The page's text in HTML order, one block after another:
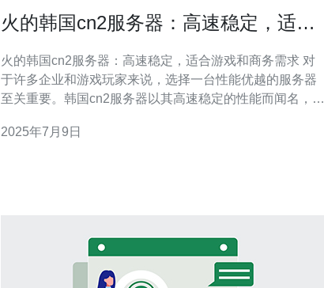
火的韩国cn2服务器：高速稳定，适合
火的韩国cn2服务器：高速稳定，适合游戏和商务需求 对
于许多企业和游戏玩家来说，选择一台性能优越的服务器
至关重要。韩国cn2服务器以其高速稳定的性能而闻名，是
用于游戏和商务需求。 火的韩国cn2服务器拥有出色的性
2025年7月9日